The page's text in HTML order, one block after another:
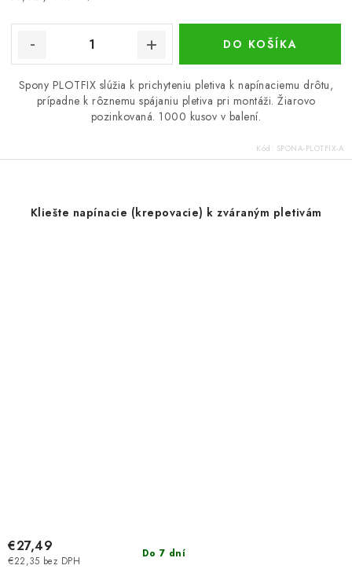
DO KOŠÍKA
Spony PLOTFIX slúžia k prichyteniu pletiva k napínaciemu drôtu,
prípadne k rôznemu spájaniu pletiva pri montáži. Žiarovo
pozinkovaná. 1000 kusov v balení.
Kód: SPONA-PLOTFIX-A
Kliešte napínacie (krepovacie) k zváraným pletivám
Do 7 dní
€22,35 bez DPH
€27,49